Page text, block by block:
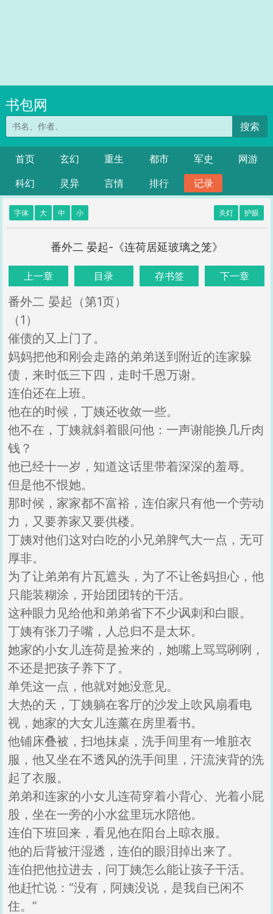
书包网
搜索
首页 玄幻 重生 都市 军史
网游
科幻
灵异 言情 排行 记录
字体 大 中 小 关灯 护眼
番外二 晏起-《连荷居延玻璃之笼》
上一章 目录 存书签 下一章
番外二 晏起（第1页）
（1）
催债的又上门了。
妈妈把他和刚会走路的弟弟送到附近的连家躲
债，来时低三下四，走时千恩万谢。
连伯还在上班。
他在的时候，丁姨还收敛一些。
他不在，丁姨就斜着眼问他：一声谢能换几斤肉
钱？
他已经十一岁，知道这话里带着深深的羞辱。
但是他不恨她。
那时候，家家都不富裕，连伯家只有他一个劳动
力，又要养家又要供楼。
丁姨对他们这对白吃的小兄弟脾气大一点，无可
厚非。
为了让弟弟有片瓦遮头，为了不让爸妈担心，他
只能装糊涂，开始团团转的干活。
这种眼力见给他和弟弟省下不少讽刺和白眼。
丁姨有张刀子嘴，人总归不是太坏。
她家的小女儿连荷是捡来的，她嘴上骂骂咧咧，
不还是把孩子养下了。
单凭这一点，他就对她没意见。
大热的天，丁姨躺在客厅的沙发上吹风扇看电
视，她家的大女儿连薰在房里看书。
他铺床叠被，扫地抹桌，洗手间里有一堆脏衣
服，他又坐在不透风的洗手间里，汗流浃背的洗
起了衣服。
弟弟和连家的小女儿连荷穿着小背心、光着小屁
股，坐在一旁的小水盆里玩水陪他。
连伯下班回来，看见他在阳台上晾衣服。
他的后背被汗湿透，连伯的眼泪掉出来了。
连伯把他拉进去，问丁姨怎么能让孩子干活。
他赶忙说：“没有，阿姨没说，是我自已闲不
住。”